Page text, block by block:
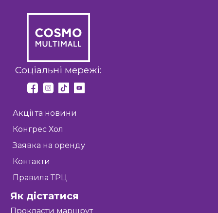
Соціальні мережі:
Акції та новини
Конгрес Хол
Заявка на оренду
Контакти
Правила ТРЦ
Як дістатися
Прокласти маршрут